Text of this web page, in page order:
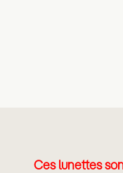
Ces lunettes